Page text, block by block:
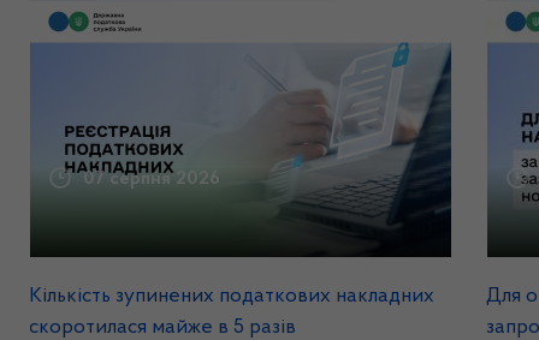
07 серпня 2026
Кількість зупинених податкових накладних
скоротилася майже в 5 разів
Для